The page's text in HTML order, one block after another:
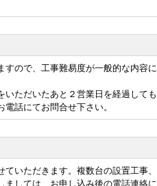
ので、工事難易度が一般的な内容に
ただいたあと２営業日を経過しても
話にてお問合せ下さい。
いただきます。複数台の設置工事、
ましては、お申し込み後の電話連絡に